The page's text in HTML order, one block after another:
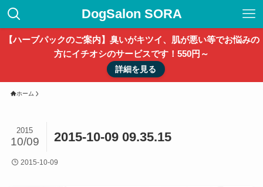
DogSalon SORA
【ハーブパックのご案内】臭いがキツイ、肌が悪い等でお悩みの
方にイチオシのサービスです！550円～
詳細を見る
ホーム
2015-10-09 09.35.15
2015
10/09
2015-10-09